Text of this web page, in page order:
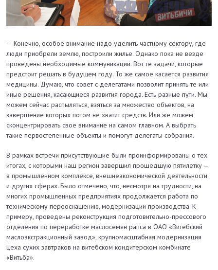
— Конечно, особое внимание надо уделить частному сектору, где
люди приобрели землю, построили жилье. Однако пока не везде
проведены необходимые коммуникации. Вот те задачи, которые
предстоит решать в будущем году. То же самое касается развития
медицины. Думаю, что совет с делегатами позволит принять те или
иные решения, касающиеся развития города. Есть разные пути. Мы
можем сейчас распыляться, взяться за множество объектов, на
завершение которых потом не хватит средств. Или же можем
сконцентрировать свое внимание на самом главном. А выбрать
такие первостепенные объекты и помогут делегаты собрания.
В рамках встречи присутствующие были проинформированы о тех
итогах, с которыми наш регион завершил прошедшую пятилетку —
в промышленном комплексе, внешнеэкономической деятельности
и других сферах. Было отмечено, что, несмотря на трудности, на
многих промышленных предприятиях продолжается работа по
техническому переоснащению, модернизации про­изводства. К
примеру, проведены ре­конструкция подготовитель­но-прессового
отделения по переработке маслосемян рапса в ОАО «Витебский
маслоэкстракционный завод», крупномасштабная модернизация
цеха сухих завтраков на витебском кондитерском комбинате
«Витьба».